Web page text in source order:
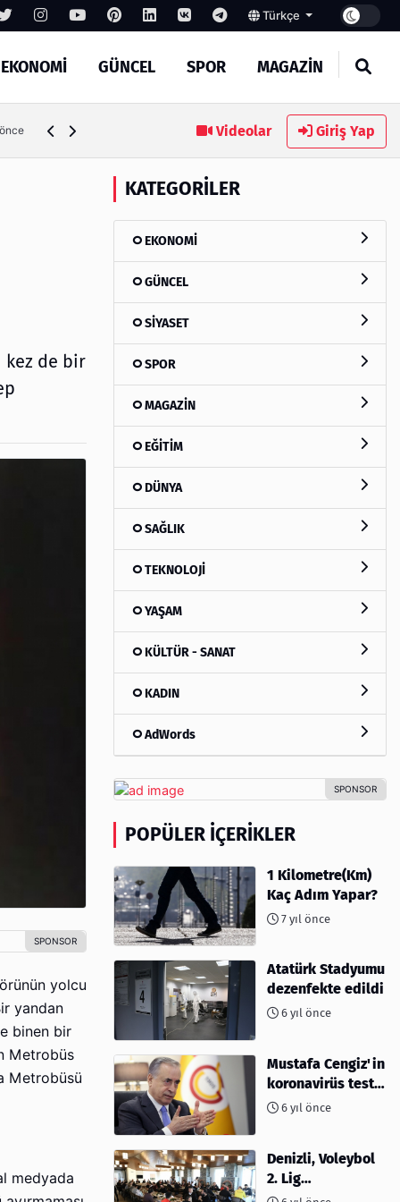
Türkçe
EKONOMİ GÜNCEL SPOR MAGAZİN
5 gün önceVideolar Giriş Yap
kez de bir
yolcu
yandan
binen bir
Metrobüs
Metrobüsü
medyada
KATEGORILER
EKONOMİ
GÜNCEL
SİYASET
SPOR
MAGAZİN
EĞİTİM
DÜNYA
SAĞLIK
TEKNOLOJİ
YAŞAM
KÜLTÜR - SANAT
KADIN
AdWords
POPÜLER İÇERIKLER
1 Kilometre(Km)
Kaç Adım Yapar?
7 yıl önce
Atatürk Stadyumu
dezenfekte edildi
6 yıl önce
Mustafa Cengiz'in
koronavirüs test
sonucu açıklandı
6 yıl önce
Denizli, Voleybol
2. Lig
müsabakalarına